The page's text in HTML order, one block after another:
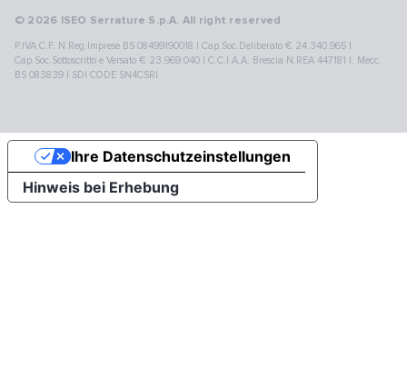
© 2026 ISEO Serrature S.p.A. All right reserved
P.IVA C.F. N.Reg.Imprese BS 08499190018 | Cap.Soc.Deliberato € 24.340.965 |
Cap.Soc.Sottoscritto e Versato € 23.969.040 | C.C.I.A.A. Brescia N.REA 447181 |. Mecc.
BS 083839 | SDI CODE SN4CSRI
Hinweis bei Erhebung
Ihre Datenschutzeinstellungen